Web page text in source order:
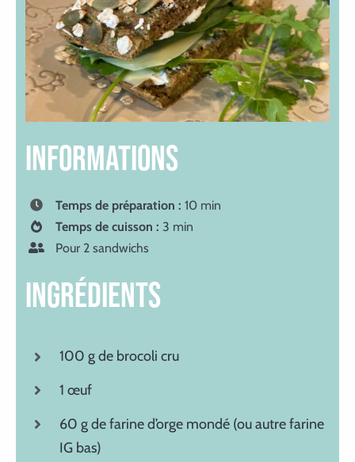
INFORMATIONS
Temps de préparation :10 min
Temps de cuisson : 3 min
Pour 2 sandwichs
ingrédients
100 g de brocoli cru
1 œuf
60 g de farine d’orge mondé (ou autre farine
IG bas)